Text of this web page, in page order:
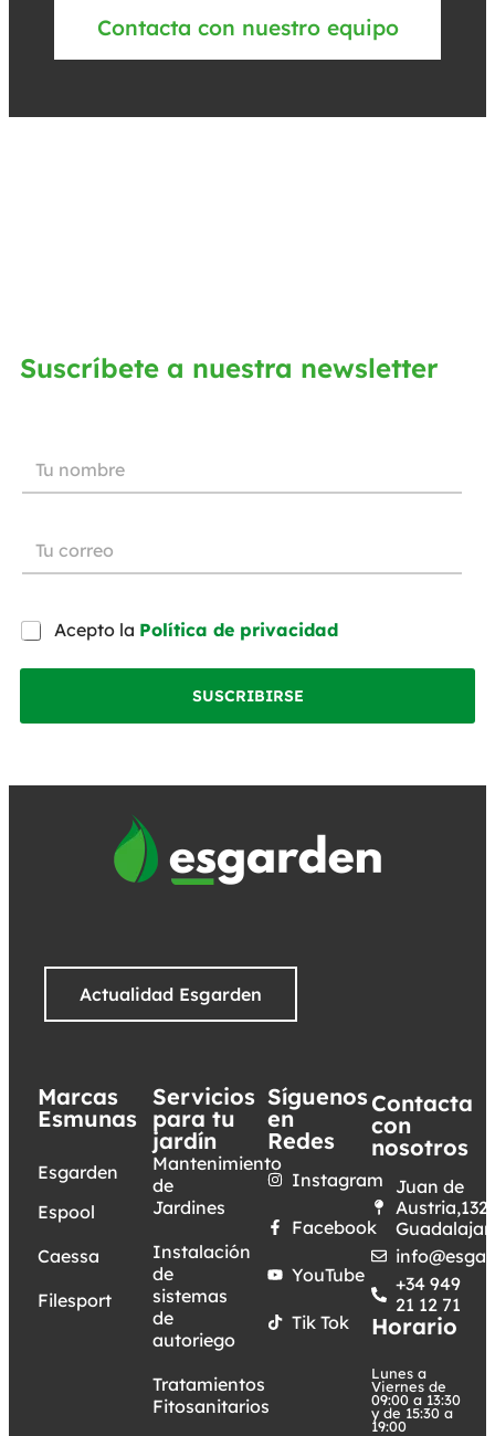
Contacta con nuestro equipo
Suscríbete a nuestra newsletter
Acepto la Política de privacidad
SUSCRIBIRSE
Actualidad Esgarden
Marcas
Esmunas
Esgarden
Espool
Caessa
Filesport
Servicios
para tu
jardín
Mantenimiento
de
Jardines
Instalación
de
sistemas
de
autoriego
Tratamientos
Fitosanitarios
Síguenos
en
Redes
Instagram
Facebook
YouTube
Tik Tok
Contacta
con
nosotros
Juan de
Austria,132.
+34 949
21 12 71
Horario
Lunes a
Viernes de
09:00 a 13:30
y de 15:30 a
19:00